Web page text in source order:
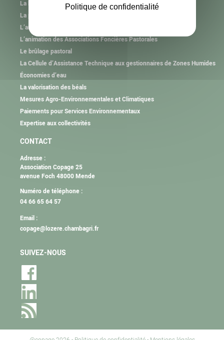
Politique de confidentialité
La haie et l’arbre hors forêt
La plantation et l’animation
L’animation des Groupements Pastoraux
L’animation des Associations Foncières Pastorales
Le brûlage pastoral
La Cellule d’Assistance Technique aux gestionnaires de Zones Humides
Économies d’eau
La valorisation des béals
Mesures Agro-Environnementales et Climatiques
Paiements pour Services Environnementaux
Expertise aux collectivités
CONTACT
Adresse :
Association Copage 25
avenue Foch 48000 Mende
Numéro de téléphone :
04 66 65 64 57
Email :
copage@lozere.chambagri.fr
SUIVEZ-NOUS